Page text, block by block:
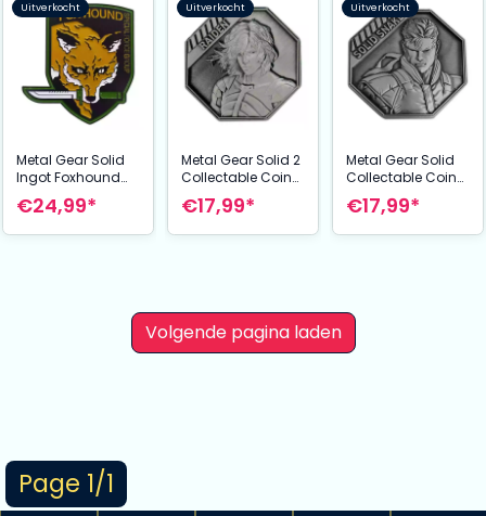
Page 1/1
Uitverkocht
Metal Gear Solid
Ingot Foxhound
Insignia Limited
Edition
€24,99*
Uitverkocht
Metal Gear Solid 2
Collectable Coin
Raiden Limited
Edition
€17,99*
Uitverkocht
Metal Gear Solid
Collectable Coin
Solid Snake
Limited Edition
€17,99*
Volgende pagina laden